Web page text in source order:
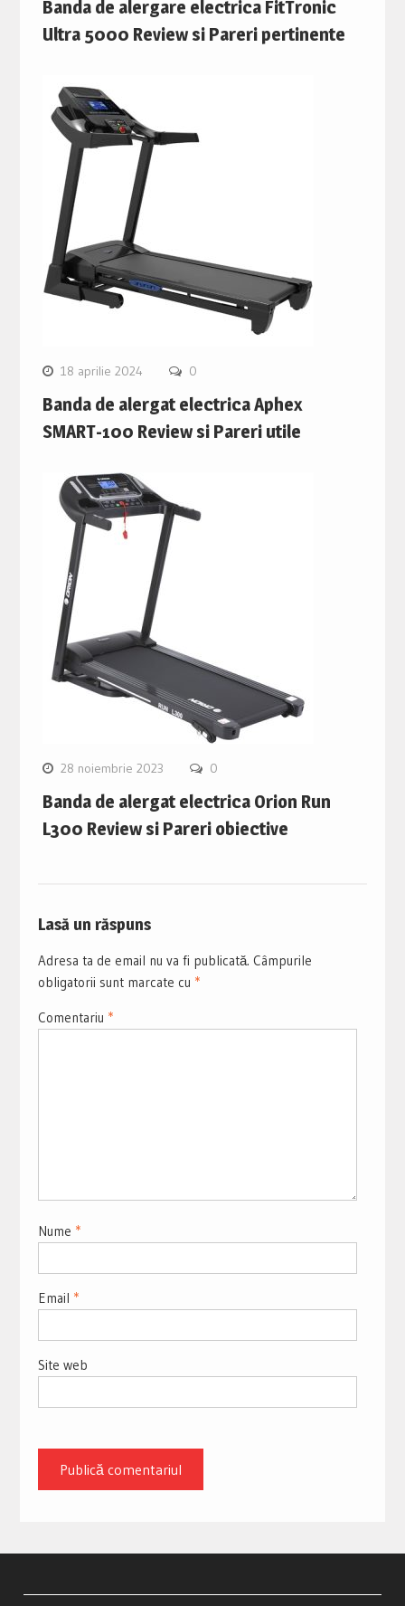
Banda de alergare electrica FitTronic
Ultra 5000 Review si Pareri pertinente
18 aprilie 2024 0
Banda de alergat electrica Aphex
SMART-100 Review si Pareri utile
28 noiembrie 2023 0
Banda de alergat electrica Orion Run
L300 Review si Pareri obiective
Lasă un răspuns
Adresa ta de email nu va fi publicată. Câmpurile
obligatorii sunt marcate cu *
Comentariu *
Nume *
Email *
Site web